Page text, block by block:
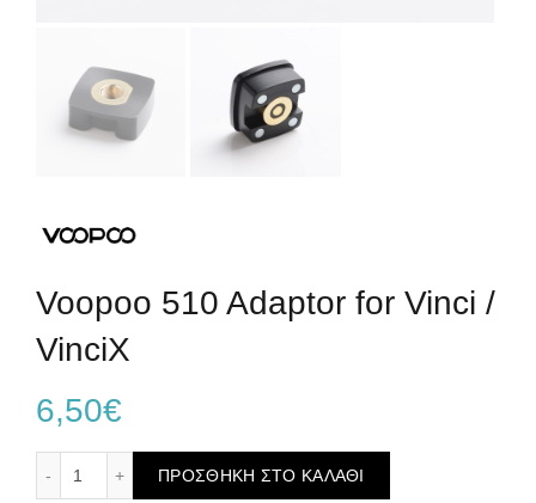
Voopoo 510 Adaptor for Vinci /
VinciX
6,50€
ΠΡΟΣΘΉΚΗ ΣΤΟ ΚΑΛΆΘΙ